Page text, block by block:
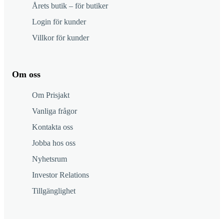
Årets butik – för butiker
Login för kunder
Villkor för kunder
Om oss
Om Prisjakt
Vanliga frågor
Kontakta oss
Jobba hos oss
Nyhetsrum
Investor Relations
Tillgänglighet